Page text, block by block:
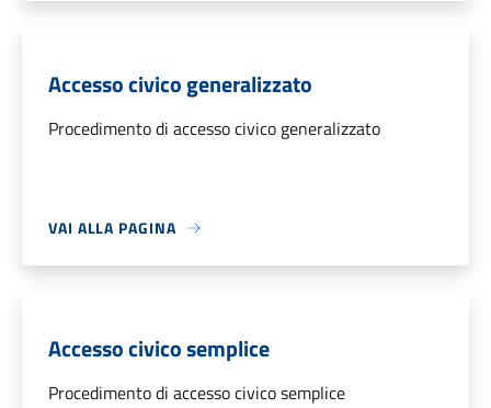
Accesso civico generalizzato
Procedimento di accesso civico generalizzato
VAI ALLA PAGINA
Accesso civico semplice
Procedimento di accesso civico semplice